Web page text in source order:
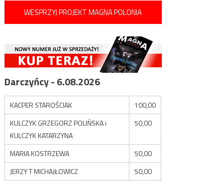
WESPRZYJ PROJEKT MAGNA POLONIA
Darczyńcy - 6.08.2026
KACPER STAROŚCIAK
100,00
KULCZYK GRZEGORZ POLIŃSKA i
KULCZYK KATARZYNA
50,00
MARIA KOSTRZEWA
50,00
JERZY T MICHAJŁOWICZ
50,00